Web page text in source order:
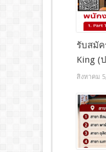
รับสมั
King (
สิงหาคม